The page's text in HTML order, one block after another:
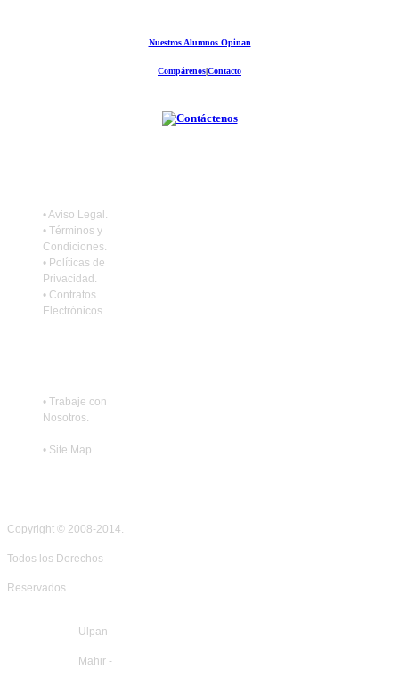
Nuestros Alumnos Opinan
Compárenos|Contacto
•Aviso Legal .
• Términos y
Condiciones.
• Políticas de
Privacidad .
• Contratos
Electrónicos.
• Trabaje con
Nosotros.
• Site Map.
Copyright © 2008-2014.
Todos los Derechos
Reservados.
Ulpan
Mahir -